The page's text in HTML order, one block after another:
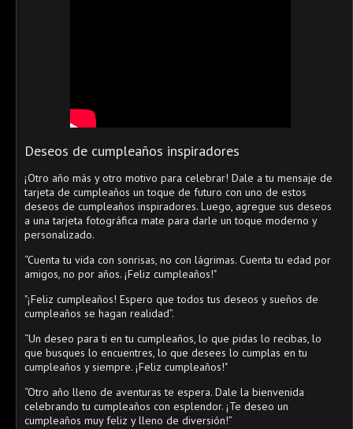
Deseos de cumpleaños inspiradores
¡Otro año más y otro motivo para celebrar! Dale a tu mensaje de
tarjeta de cumpleaños un toque de futuro con uno de estos
deseos de cumpleaños inspiradores. Luego, agregue sus deseos
a una tarjeta fotográfica mate para darle un toque moderno y
personalizado.
“Cuenta tu vida con sonrisas, no con lágrimas. Cuenta tu edad por
amigos, no por años. ¡Feliz cumpleaños!"
"¡Feliz cumpleaños! Espero que todos tus deseos y sueños de
cumpleaños se hagan realidad”.
“Un deseo para ti en tu cumpleaños, lo que pidas lo recibas, lo
que busques lo encuentres, lo que desees lo cumplas en tu
cumpleaños y siempre. ¡Feliz cumpleaños!"
“Otro año lleno de aventuras te espera. Dale la bienvenida
celebrando tu cumpleaños con esplendor. ¡Te deseo un
cumpleaños muy feliz y lleno de diversión!”